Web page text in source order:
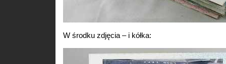
W środku zdjęcia – i kółka: